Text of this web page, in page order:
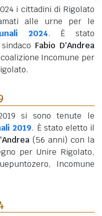
i cittadini di Rigolato
alle urne per le
2024. È stato
Fabio D'Andrea
Incomune per
si sono tenute le
2019. È stato eletto il
(56 anni) con la
per Unire Rigolato,
Incomune